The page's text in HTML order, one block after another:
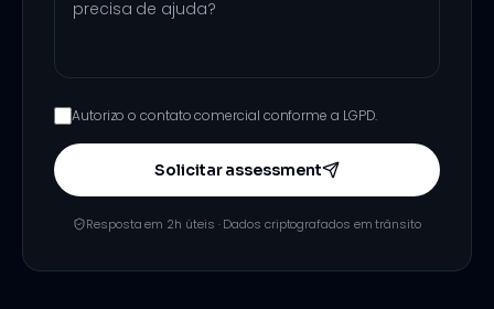
Autorizo o contato comercial conforme a LGPD.
Solicitar assessment
Resposta em 2h úteis · Dados criptografados em trânsito